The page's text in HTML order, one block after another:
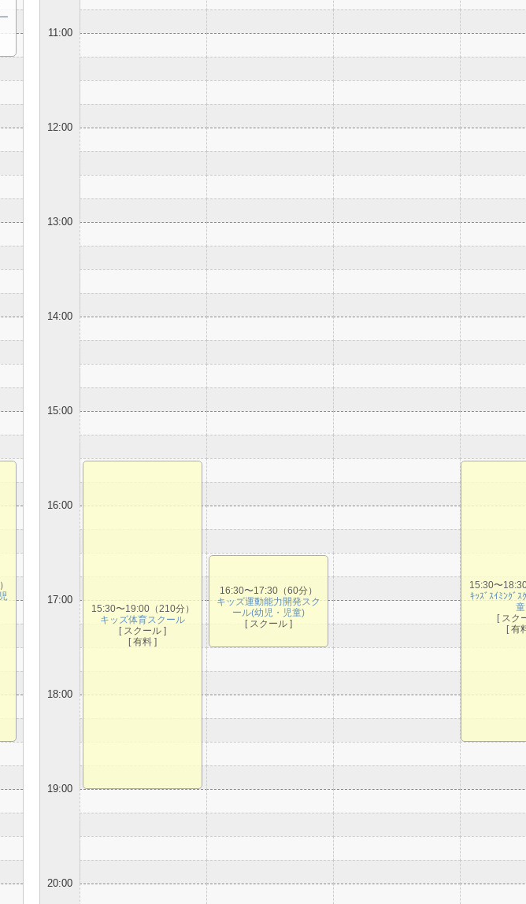
11:00
12:00
13:00
14:00
15:00
16:00
17:00
18:00
19:00
20:00
15:30〜19:00（210分）
キッズ体育スクール
[ スクール ]
[ 有料 ]
16:30〜17:30（60分）
キッズ運動能力開発スク
ール(幼児・児童)
[ スクール ]
15:30〜
ｷｯｽﾞｽｲﾐﾝｸﾞｽ
童
[ スク
[ 有